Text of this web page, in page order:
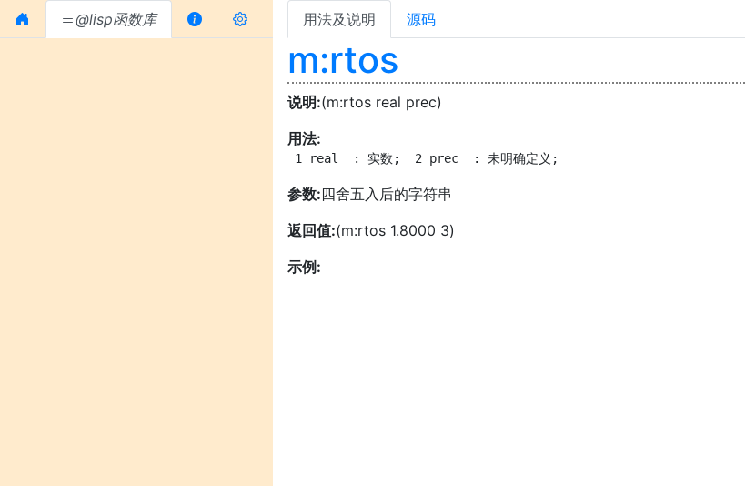
@lisp函数库 用法及说明 源码
m:rtos
说明:(m:rtos real prec)
用法:
1 real  : 实数;  2 prec  : 未明确定义;
参数:四舍五入后的字符串
返回值:(m:rtos 1.8000 3)
示例: